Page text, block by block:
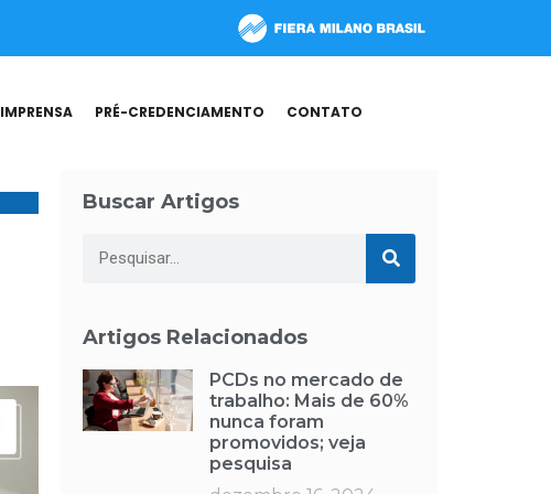
IMPRENSA PRÉ-CREDENCIAMENTO CONTATO
Buscar Artigos
Artigos Relacionados
PCDs no mercado de
trabalho: Mais de 60%
nunca foram
promovidos; veja
pesquisa